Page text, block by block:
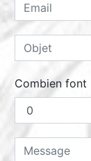
Combien font